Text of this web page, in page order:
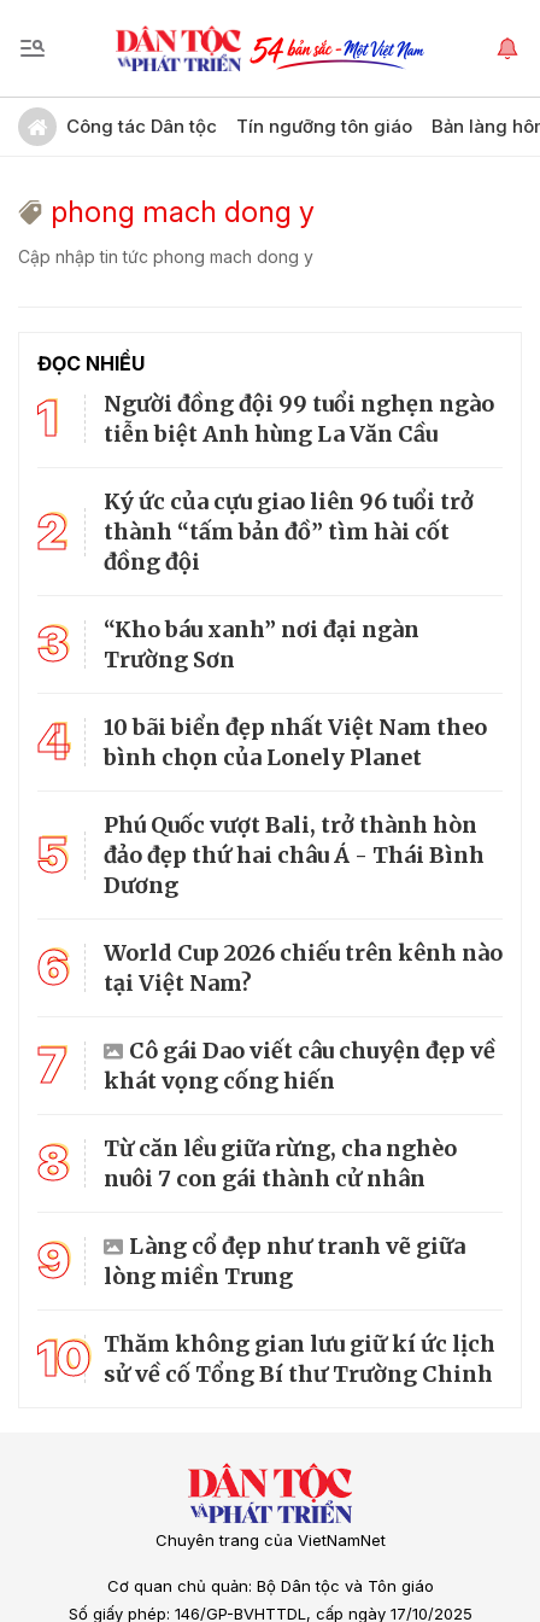
Công tác Dân tộc Tín ngưỡng tôn giáo Bản làng
phong mach dong y
Cập nhập tin tức phong mach dong y
ĐỌC NHIỀU
1
Người đồng đội 99 tuổi nghẹn ngào
tiễn biệt Anh hùng La Văn Cầu
2
Ký ức của cựu giao liên 96 tuổi trở
thành “tấm bản đồ” tìm hài cốt
đồng đội
3
“Kho báu xanh” nơi đại ngàn
Trường Sơn
4
10 bãi biển đẹp nhất Việt Nam theo
bình chọn của Lonely Planet
5
Phú Quốc vượt Bali, trở thành hòn
đảo đẹp thứ hai châu Á - Thái Bình
Dương
6
World Cup 2026 chiếu trên kênh nào
tại Việt Nam?
7
Cô gái Dao viết câu chuyện đẹp về
khát vọng cống hiến
8
Từ căn lều giữa rừng, cha nghèo
nuôi 7 con gái thành cử nhân
9
Làng cổ đẹp như tranh vẽ giữa
lòng miền Trung
10 Thăm không gian lưu giữ kí ức lịch
sử về cố Tổng Bí thư Trường Chinh
Chuyên trang của VietNamNet
Cơ quan chủ quản: Bộ Dân tộc và Tôn giáo
Số giấy phép: 146/GP-BVHTTDL, cấp ngày 17/10/2025